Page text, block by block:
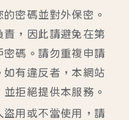
密碼並對外保密。
，因此請避免在第
密碼。請勿重複申請
有違反者，本網站
拒絕提供本服務。
用或不當使用，請